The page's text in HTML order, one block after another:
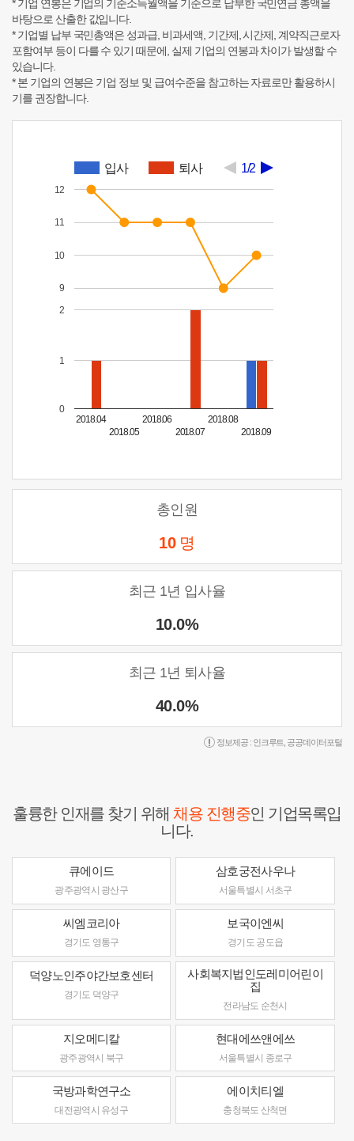
* 기업 연봉은 기업의 기준소득월액을 기준으로 납부한 국민연금 총액을
바탕으로 산출한 값입니다.
* 기업별 납부 국민총액은 성과급, 비과세액, 기간제, 시간제, 계약직근로자
포함여부 등이 다를 수 있기 때문에, 실제 기업의 연봉과 차이가 발생할 수
있습니다.
* 본 기업의 연봉은 기업 정보 및 급여수준을 참고하는 자료로만 활용하시
기를 권장합니다.
입사 퇴사 1/2
2018.04
2018.05
2018.06
2018.07
2018.08
2018.09
0
1
2
9
10
11
12
총인원
10 명
최근 1년 입사율
10.0%
최근 1년 퇴사율
40.0%
정보제공 : 인크루트 공공데이터포털
훌륭한 인재를 찾기 위해채용 진행중인 기업목록입
니다.
큐에이드
광주광역시 광산구
삼호궁전사우나
서울특별시 서초구
씨엠코리아
경기도 영통구
보국이엔씨
경기도 공도읍
덕양노인주야간보호센터
경기도 덕양구
사회복지법인도레미어린이
집
전라남도 순천시
지오메디칼
광주광역시 북구
현대에쓰앤에쓰
서울특별시 종로구
국방과학연구소
대전광역시 유성구
에이치티엘
충청북도 산척면